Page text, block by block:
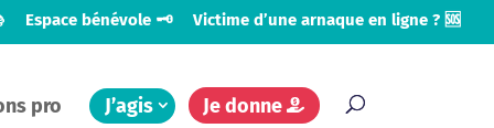
Espace bénévole 🗝️ Victime d’une arnaque en ligne ? 🆘
pro J’agis Je donne